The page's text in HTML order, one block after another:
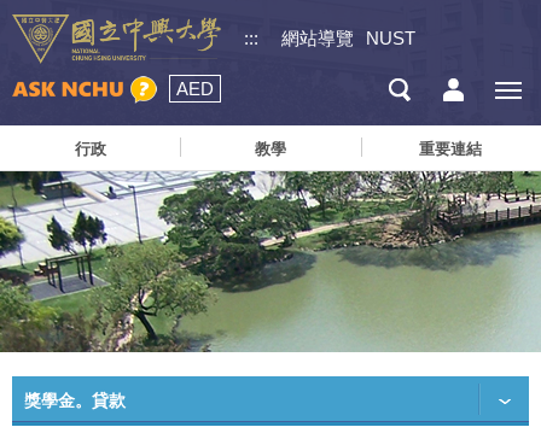
::: 網站導覽 NUST
AED
行政 教學 重要連結
獎學金。貸款